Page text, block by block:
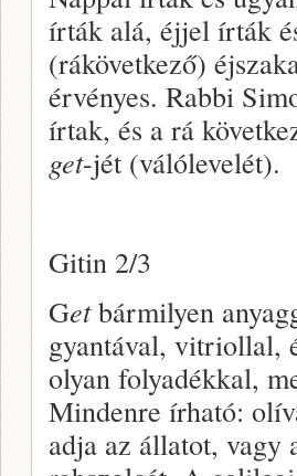
írták alá, éjjel írták
(rákövetkező)
érvényes. Rabbi
írtak, és a rá
get-jét (válólevelét).
Gitin 2/3
Getbármilyen
gyantával, vitriollal,
olyan folyadékkal,
Mindenre írható:
adja az állatot, vagy